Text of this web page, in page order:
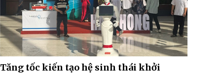
Tăng tốc kiến tạo hệ sinh thái khởi